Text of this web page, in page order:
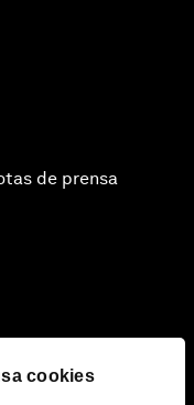
cookies
de prensa